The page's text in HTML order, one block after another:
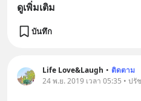
ดูเพิ่มเติม
บันทึก
Life Love&Laugh • ติดตาม
24 พ.ย. 2019 เวลา 05:35 • ปรั